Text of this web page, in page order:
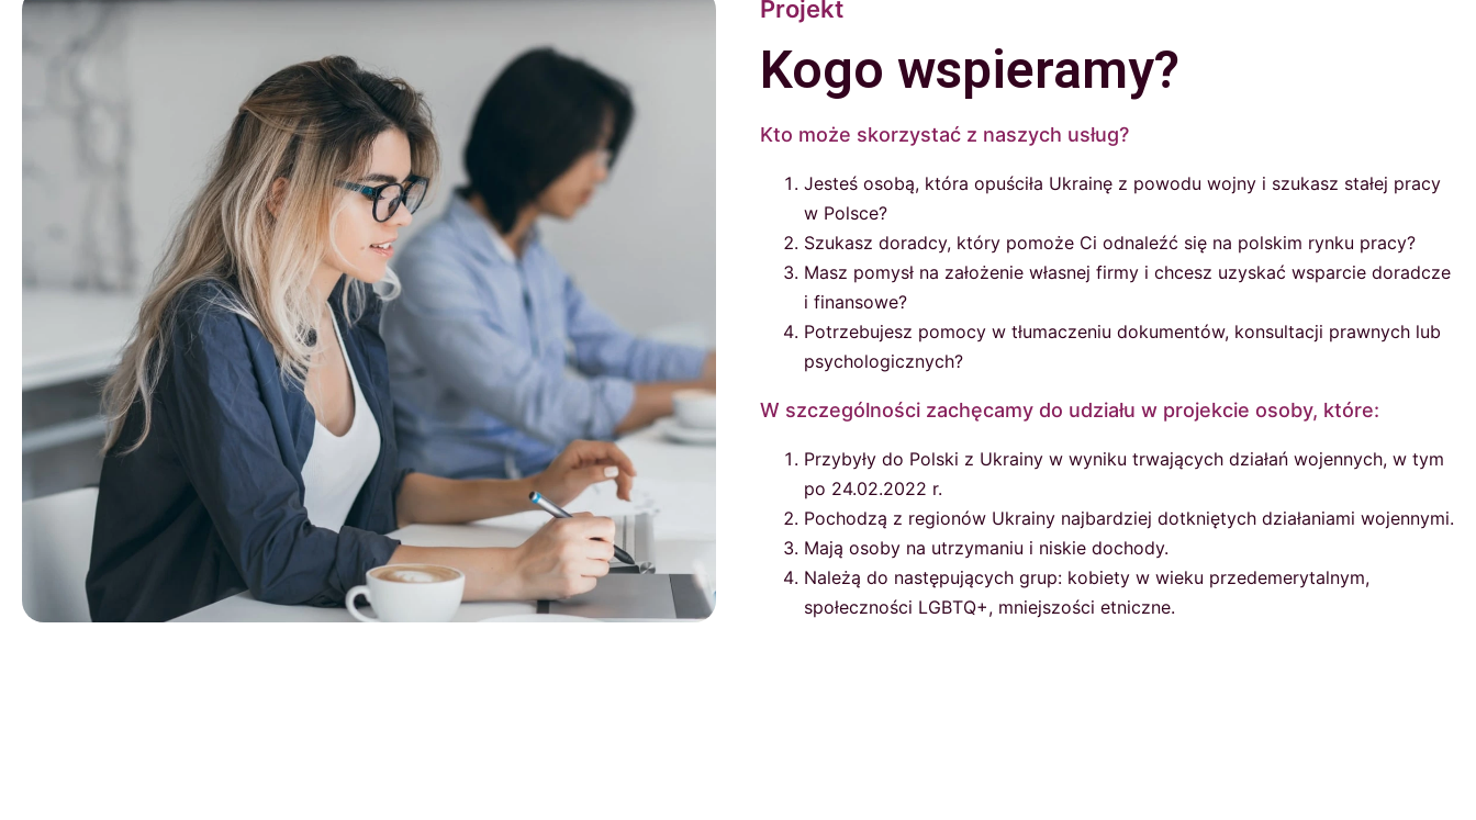
Projekt
Kogo wspieramy?
Kto może skorzystać z naszych usług?
Jesteś osobą, która opuściła Ukrainę z powodu wojny i szukasz stałej pracy
w Polsce?
Szukasz doradcy, który pomoże Ci odnaleźć się na polskim rynku pracy?
Masz pomysł na założenie własnej firmy i chcesz uzyskać wsparcie doradcze
i finansowe?
Potrzebujesz pomocy w tłumaczeniu dokumentów, konsultacji prawnych lub
psychologicznych?
W szczególności zachęcamy do udziału w projekcie osoby, które:
Przybyły do Polski z Ukrainy w wyniku trwających działań wojennych, w tym
po 24.02.2022 r.
Pochodzą z regionów Ukrainy najbardziej dotkniętych działaniami wojennymi.
Mają osoby na utrzymaniu i niskie dochody.
Należą do następujących grup: kobiety w wieku przedemerytalnym,
społeczności LGBTQ+, mniejszości etniczne.